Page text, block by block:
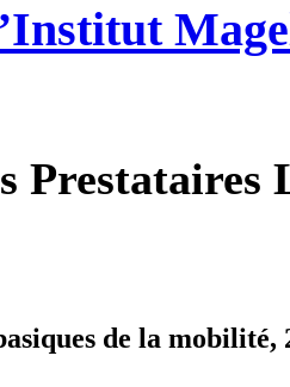
Prestataires
de la mobilité,